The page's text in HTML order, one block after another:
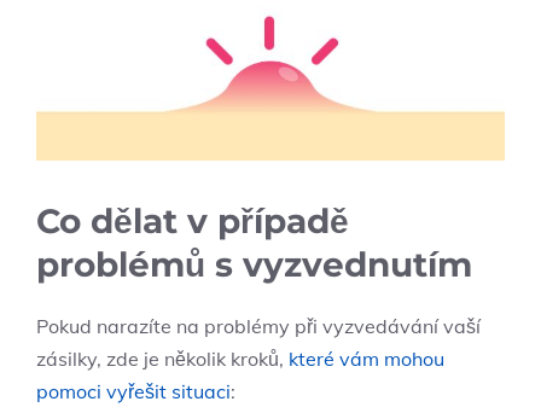
Co dělat v případě
problémů s vyzvednutím
Pokud narazíte na problémy při vyzvedávání vaší
zásilky, zde je několik kroků, které vám mohou
pomoci vyřešit situaci: